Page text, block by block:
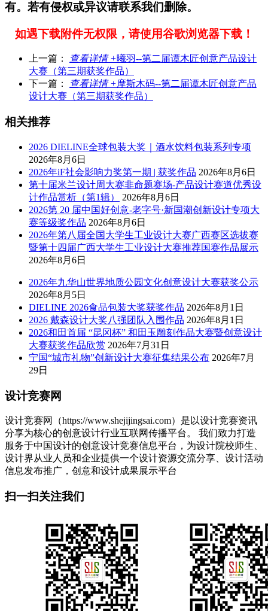
有。若有侵权或异议请联系我们删除。
如遇下载附件无权限，请使用谷歌浏览器下载！
上一篇： 查看详情 +曦羽--第二届谭木匠创意产品设计
大赛（第三期获奖作品）
下一篇：
查看详情 +摩斯木码--第二届谭木匠创意产品
设计大赛（第三期获奖作品）
相关推荐
2026 DIELINE全球包装大奖｜酒水饮料包装系列专项
2026年8月6日
2026年iF社会影响力奖第一期 | 获奖作品 2026年8月6日
第十届米兰设计周大赛非命题赛场-产品设计赛道优秀设
计作品赏析（第1辑）
2026年8月6日
2026第 20 届中国好创意-老字号·新国潮创新设计专项大
赛等级奖作品 2026年8月6日
2026年第八届全国大学生工业设计大赛广西赛区选拔赛
暨第十四届广西大学生工业设计大赛推荐国赛作品展示
2026年8月6日
2026年九华山世界地质公园文化创意设计大赛获奖公示
2026年8月5日
DIELINE 2026食品包装大奖获奖作品 2026年8月1日
2026 戴森设计大奖八强团队入围作品 2026年8月1日
2026和田首届 “昆冈杯” 和田玉雕刻作品大赛暨创意设计
大赛获奖作品欣赏 2026年7月31日
宁国“城市礼物”创新设计大赛征集结果公布 2026年7月
29日
设计竞赛网
设计竞赛网（https://www.shejijingsai.com）是以设计竞赛资讯
分享为核心的创意设计行业互联网传播平台。 我们致力打造
服务于中国设计的创意设计竞赛信息平台，为设计院校师生、
设计界从业人员和企业提供一个设计资源交流分享、设计活动
信息发布推广，创意和设计成果展示平台
扫一扫关注我们